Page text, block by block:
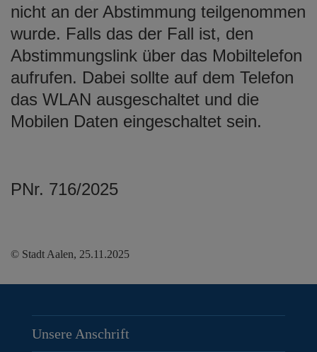
nicht an der Abstimmung teilgenommen
wurde. Falls das der Fall ist, den
Abstimmungslink über das Mobiltelefon
aufrufen. Dabei sollte auf dem Telefon
das WLAN ausgeschaltet und die
Mobilen Daten eingeschaltet sein.
PNr. 716/2025
© Stadt Aalen, 25.11.2025
Unsere Anschrift